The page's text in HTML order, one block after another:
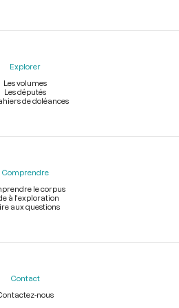
Explorer
Les volumes
Les députés
de doléances
Comprendre
le corpus
à l'exploration
aux questions
Contact
nous